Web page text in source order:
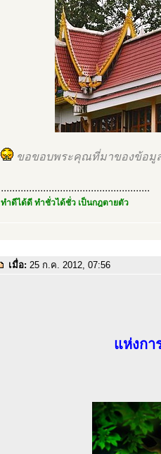
ขอขอบพระคุณที่มาของข้อมู
.....................................................
ทำดีได้ดี ทำชั่วได้ชั่ว เป็นกฎตายตัว
เมื่อ: 25 ก.ค. 2012, 07:56
แห่งกา